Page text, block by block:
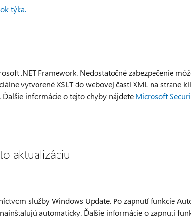
týka.
.NET Framework. Nedostatočné zabezpečenie
vytvorené XSLT do webovej časti XML na strane
informácie o tejto chyby nájdete Microsoft
aktualizáciu
služby Windows Update. Po zapnutí funkcie
automaticky. Ďalšie informácie o zapnutí